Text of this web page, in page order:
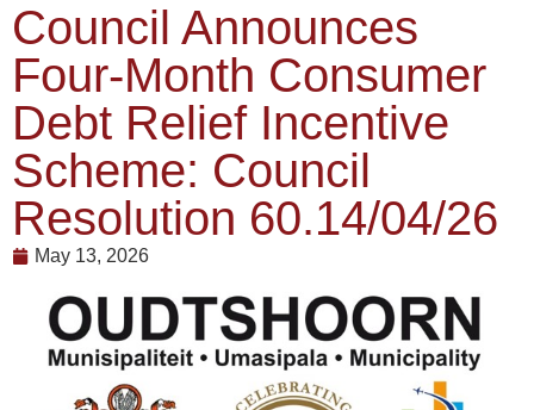
Council Announces
Four-Month Consumer
Debt Relief Incentive
Scheme: Council
Resolution 60.14/04/26
May 13, 2026